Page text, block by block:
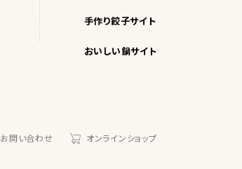
手作り餃子サイト
おいしい鍋サイト
お問い合わせ オンラインショップ